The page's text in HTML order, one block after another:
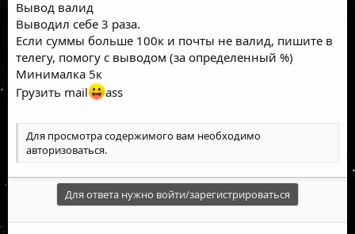
Вывод валид
Выводил себе 3 раза.
Если суммы больше 100к и почты не валид, пишите в
телегу, помогу с выводом (за определенный %)
Минималка 5к
Грузить mail
ass
Для просмотра содержимого вам необходимо
авторизоваться.
Для ответа нужно войти/зарегистрироваться